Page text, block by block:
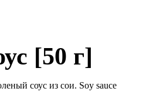
[50 г]
соус из сои. Soy sauce